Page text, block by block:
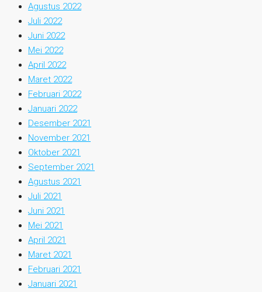
Agustus 2022
Juli 2022
Juni 2022
Mei 2022
April 2022
Maret 2022
Februari 2022
Januari 2022
Desember 2021
November 2021
Oktober 2021
September 2021
Agustus 2021
Juli 2021
Juni 2021
Mei 2021
April 2021
Maret 2021
Februari 2021
Januari 2021